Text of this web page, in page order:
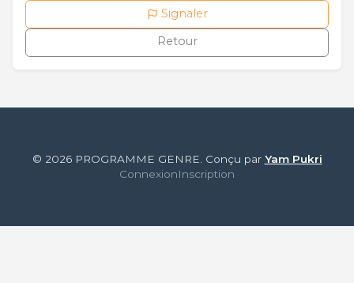
Signaler
Retour
© 2026 PROGRAMME GENRE. Conçu par Yam Pukri
ConnexionInscription